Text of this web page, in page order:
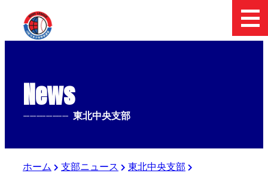
News
-------------- 東北中央支部
ホーム 支部ニュース
東北中央支部